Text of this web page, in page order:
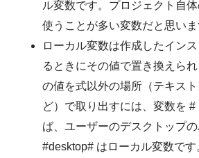
ル変数です。プロジェクト自
使うことが多い変数だと思いま
ローカル変数は作成したイン
るときにその値で置き換えら
の値を式以外の場所（テキス
ど）で取り出すには、変数を #
ば、ユーザーのデスクトップ
#desktop# はローカル変数です